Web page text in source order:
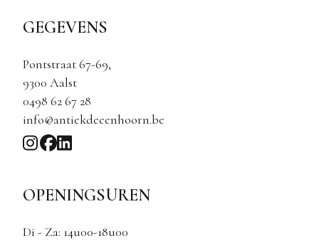
GEGEVENS
Pontstraat 67-69,
9300 Aalst
0498 62 67 28
info@antiekdeeenhoorn.be
OPENINGSUREN
Di - Za: 14u00-18u00